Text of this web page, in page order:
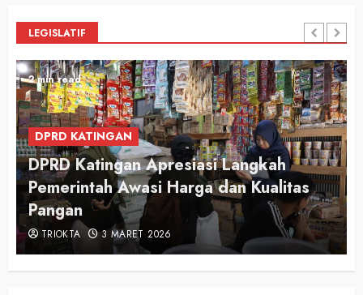
LEGISLATIF
2 min read
DPRD KATINGAN
DPRD Katingan Apresiasi Langkah
Pemerintah Awasi Harga dan Kualitas
Pangan
TRIOKTA 3 MARET 2026